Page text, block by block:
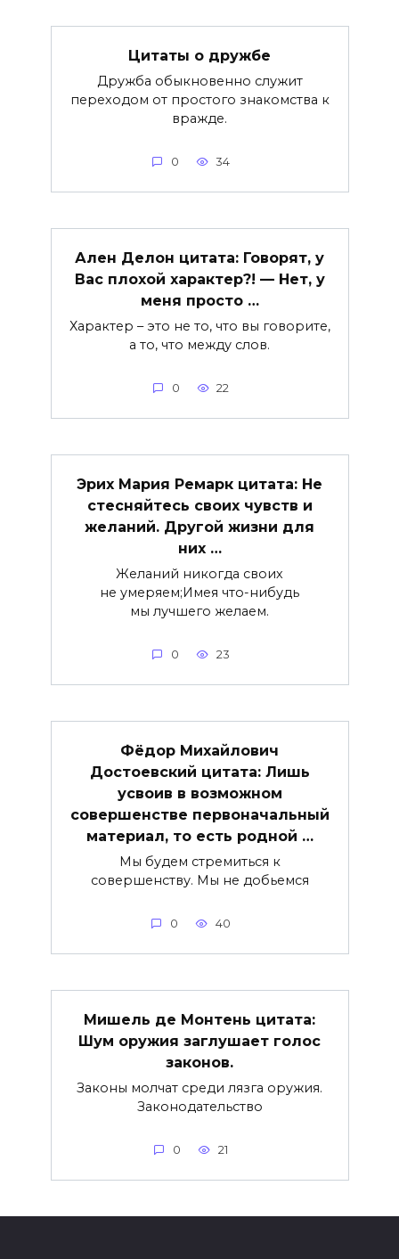
Цитаты о дружбе
Дружба обыкновенно служит
переходом от простого знакомства к
вражде.
0 34
Ален Делон цитата: Говорят, у
Вас плохой характер?! — Нет, у
меня просто …
Характер – это не то, что вы говорите,
а то, что между слов.
0 22
Эрих Мария Ремарк цитата: Не
стесняйтесь своих чувств и
желаний. Другой жизни для
них …
Желаний никогда своих
не умеряем;Имея что-нибудь
мы лучшего желаем.
0 23
Фёдор Михайлович
Достоевский цитата: Лишь
усвоив в возможном
совершенстве первоначальный
материал, то есть родной …
Мы будем стремиться к
совершенству. Мы не добьемся
0 40
Мишель де Монтень цитата:
Шум оружия заглушает голос
законов.
Законы молчат среди лязга оружия.
Законодательство
0 21